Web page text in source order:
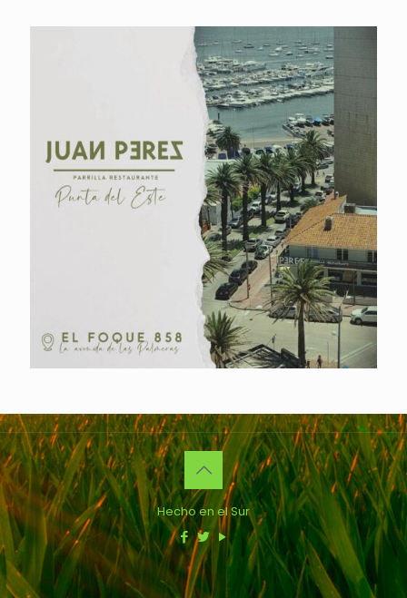
Hecho en el Sur